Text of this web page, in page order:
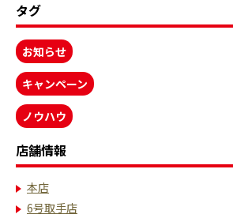
タグ
お知らせ
キャンペーン
ノウハウ
店舗情報
本店
6号取手店